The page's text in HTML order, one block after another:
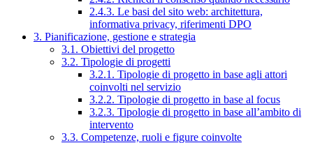
2.4.3. Le basi del sito web: architettura,
informativa privacy, riferimenti DPO
3. Pianificazione, gestione e strategia
3.1. Obiettivi del progetto
3.2. Tipologie di progetti
3.2.1. Tipologie di progetto in base agli attori
coinvolti nel servizio
3.2.2. Tipologie di progetto in base al focus
3.2.3. Tipologie di progetto in base all’ambito di
intervento
3.3. Competenze, ruoli e figure coinvolte